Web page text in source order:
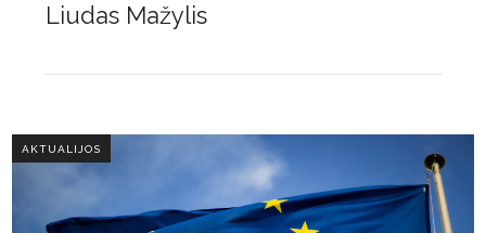
Liudas Mažylis
AKTUALIJOS